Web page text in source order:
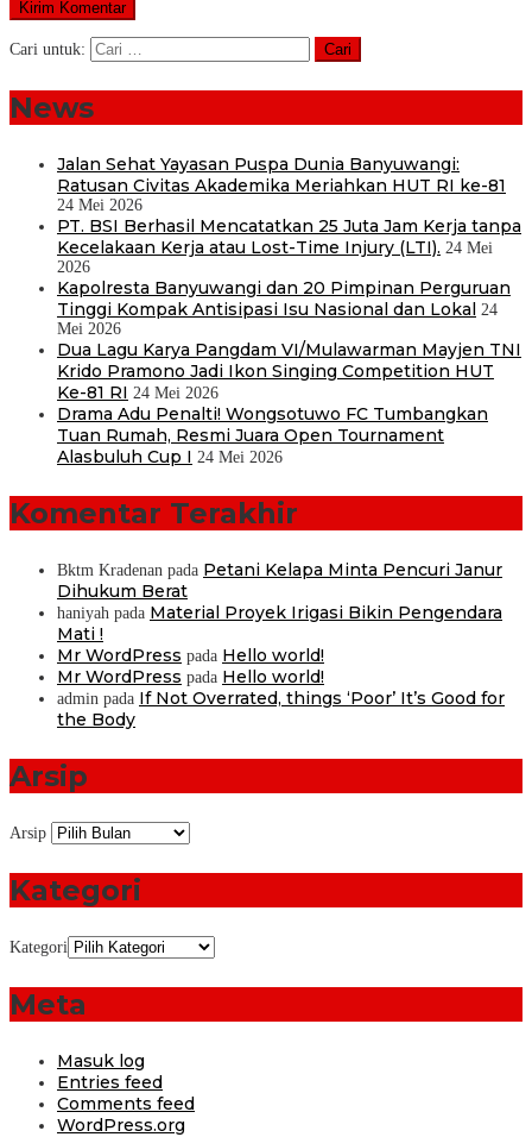
Cari untuk:
News
Jalan Sehat Yayasan Puspa Dunia Banyuwangi:
Ratusan Civitas Akademika Meriahkan HUT RI ke-81
24 Mei 2026
PT. BSI Berhasil Mencatatkan 25 Juta Jam Kerja tanpa
Kecelakaan Kerja atau Lost-Time Injury (LTI). 24 Mei
2026
Kapolresta Banyuwangi dan 20 Pimpinan Perguruan
Tinggi Kompak Antisipasi Isu Nasional dan Lokal 24
Mei 2026
Dua Lagu Karya Pangdam VI/Mulawarman Mayjen TNI
Krido Pramono Jadi Ikon Singing Competition HUT
Ke-81 RI 24 Mei 2026
Drama Adu Penalti! Wongsotuwo FC Tumbangkan
Tuan Rumah, Resmi Juara Open Tournament
Alasbuluh Cup I 24 Mei 2026
Komentar Terakhir
Bktm Kradenan pada Petani Kelapa Minta Pencuri Janur
Dihukum Berat
haniyah pada Material Proyek Irigasi Bikin Pengendara
Mati !
Mr WordPress pada Hello world!
Mr WordPress pada Hello world!
admin pada If Not Overrated, things ‘Poor’ It’s Good for
the Body
Arsip
Arsip
Kategori
Kategori
Meta
Masuk log
Entries feed
Comments feed
WordPress.org